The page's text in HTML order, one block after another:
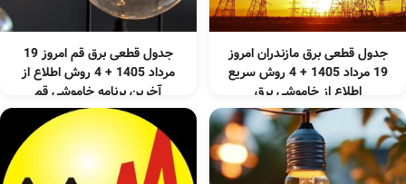
جدول قطعی برق مازندران امروز
19 مرداد 1405 + 4 روش سریع
اطلاع از خاموشی برق
جدول قطعی برق قم امروز 19
مرداد 1405 + 4 روش اطلاع از
آخرین برنامه خاموشی قم